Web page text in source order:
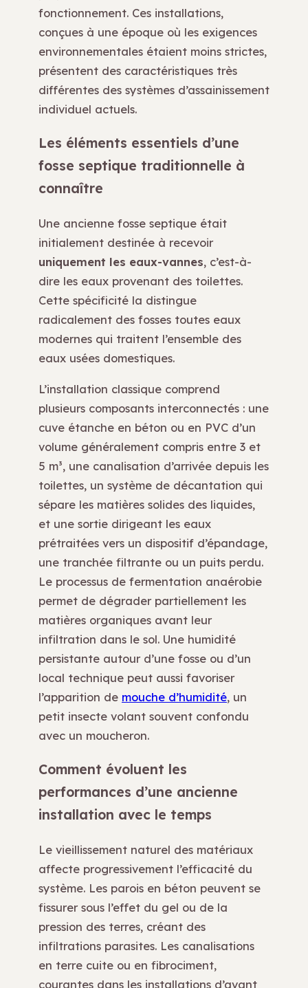
fonctionnement. Ces installations,
conçues à une époque où les exigences
environnementales étaient moins strictes,
présentent des caractéristiques très
différentes des systèmes d’assainissement
individuel actuels.
Les éléments essentiels d’une
fosse septique traditionnelle à
connaître
Une ancienne fosse septique était
initialement destinée à recevoir
uniquement les eaux-vannes, c’est-à-
dire les eaux provenant des toilettes.
Cette spécificité la distingue
radicalement des fosses toutes eaux
modernes qui traitent l’ensemble des
eaux usées domestiques.
L’installation classique comprend
plusieurs composants interconnectés : une
cuve étanche en béton ou en PVC d’un
volume généralement compris entre 3 et
5 m³, une canalisation d’arrivée depuis les
toilettes, un système de décantation qui
sépare les matières solides des liquides,
et une sortie dirigeant les eaux
prétraitées vers un dispositif d’épandage,
une tranchée filtrante ou un puits perdu.
Le processus de fermentation anaérobie
permet de dégrader partiellement les
matières organiques avant leur
infiltration dans le sol. Une humidité
persistante autour d’une fosse ou d’un
local technique peut aussi favoriser
l’apparition de mouche d’humidité, un
petit insecte volant souvent confondu
avec un moucheron.
Comment évoluent les
performances d’une ancienne
installation avec le temps
Le vieillissement naturel des matériaux
affecte progressivement l’efficacité du
système. Les parois en béton peuvent se
fissurer sous l’effet du gel ou de la
pression des terres, créant des
infiltrations parasites. Les canalisations
en terre cuite ou en fibrociment,
courantes dans les installations d’avant